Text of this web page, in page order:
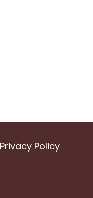
Privacy Policy